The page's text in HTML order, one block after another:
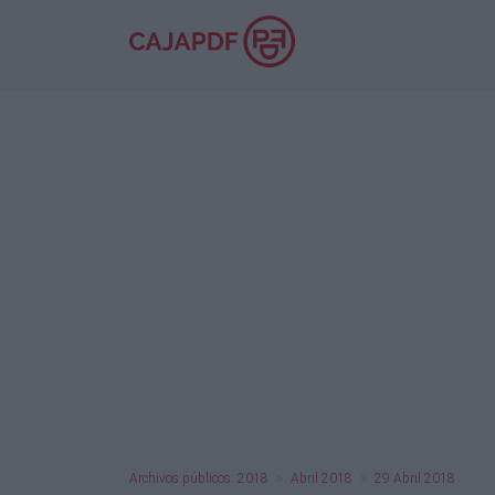
Archivos públicos: 2018 Abril 2018 29 Abril 2018